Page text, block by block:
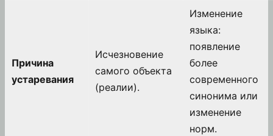
Причина
устаревания
Исчезновение
самого объекта
(реалии).
Изменение
языка:
появление
более
современного
синонима или
изменение
норм.